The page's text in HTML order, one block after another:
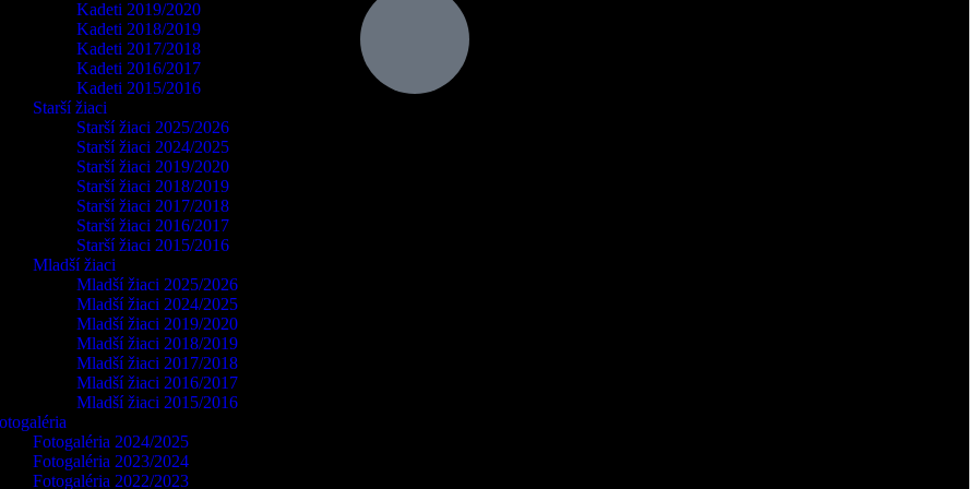
Kadeti 2019/2020
Kadeti 2018/2019
Kadeti 2017/2018
Kadeti 2016/2017
Kadeti 2015/2016
Starší žiaci
Starší žiaci 2025/2026
Starší žiaci 2024/2025
Starší žiaci 2019/2020
Starší žiaci 2018/2019
Starší žiaci 2017/2018
Starší žiaci 2016/2017
Starší žiaci 2015/2016
Mladší žiaci
Mladší žiaci 2025/2026
Mladší žiaci 2024/2025
Mladší žiaci 2019/2020
Mladší žiaci 2018/2019
Mladší žiaci 2017/2018
Mladší žiaci 2016/2017
Mladší žiaci 2015/2016
Fotogaléria 2024/2025
Fotogaléria 2023/2024
Fotogaléria 2022/2023